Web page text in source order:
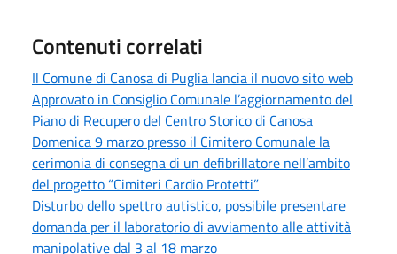
Contenuti correlati
Il Comune di Canosa di Puglia lancia il nuovo sito web
Approvato in Consiglio Comunale l’aggiornamento del
Piano di Recupero del Centro Storico di Canosa
Domenica 9 marzo presso il Cimitero Comunale la
cerimonia di consegna di un defibrillatore nell’ambito
del progetto “Cimiteri Cardio Protetti”
Disturbo dello spettro autistico, possibile presentare
domanda per il laboratorio di avviamento alle attività
manipolative dal 3 al 18 marzo